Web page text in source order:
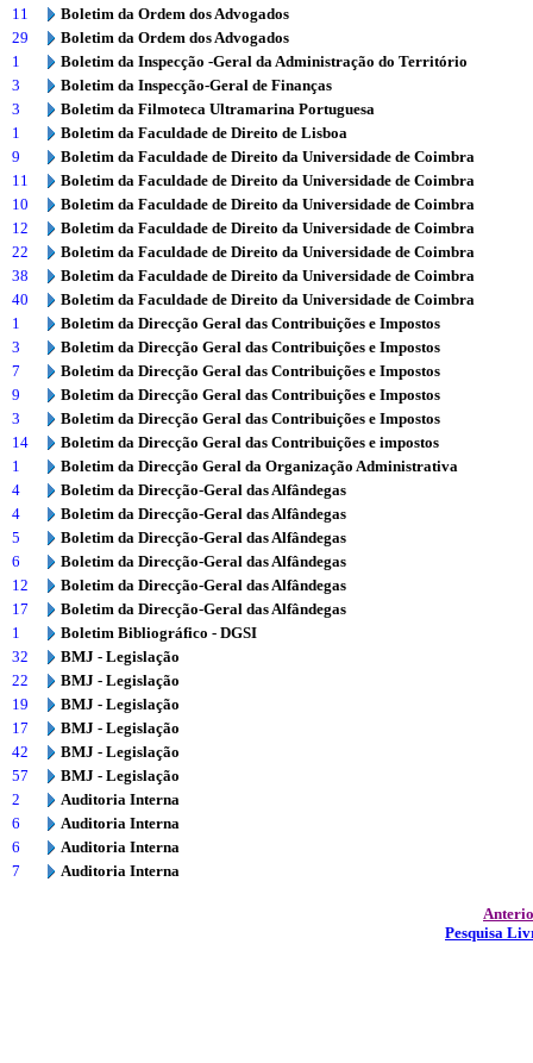
11
Boletim da Ordem dos Advogados
29
Boletim da Ordem dos Advogados
1
Boletim da Inspecção -Geral da Administração do Território
3
Boletim da Inspecção-Geral de Finanças
3
Boletim da Filmoteca Ultramarina Portuguesa
1
Boletim da Faculdade de Direito de Lisboa
9
Boletim da Faculdade de Direito da Universidade de Coimbra
11
Boletim da Faculdade de Direito da Universidade de Coimbra
10
Boletim da Faculdade de Direito da Universidade de Coimbra
12
Boletim da Faculdade de Direito da Universidade de Coimbra
22
Boletim da Faculdade de Direito da Universidade de Coimbra
38
Boletim da Faculdade de Direito da Universidade de Coimbra
40
Boletim da Faculdade de Direito da Universidade de Coimbra
1
Boletim da Direcção Geral das Contribuições e Impostos
3
Boletim da Direcção Geral das Contribuições e Impostos
7
Boletim da Direcção Geral das Contribuições e Impostos
9
Boletim da Direcção Geral das Contribuições e Impostos
3
Boletim da Direcção Geral das Contribuições e Impostos
14
Boletim da Direcção Geral das Contribuições e impostos
1
Boletim da Direcção Geral da Organização Administrativa
4
Boletim da Direcção-Geral das Alfândegas
4
Boletim da Direcção-Geral das Alfândegas
5
Boletim da Direcção-Geral das Alfândegas
6
Boletim da Direcção-Geral das Alfândegas
12
Boletim da Direcção-Geral das Alfândegas
17
Boletim da Direcção-Geral das Alfândegas
1
Boletim Bibliográfico - DGSI
32
BMJ - Legislação
22
BMJ - Legislação
19
BMJ - Legislação
17
BMJ - Legislação
42
BMJ - Legislação
57
BMJ - Legislação
2
Auditoria Interna
6
Auditoria Interna
6
Auditoria Interna
7
Auditoria Interna
Pesquisa